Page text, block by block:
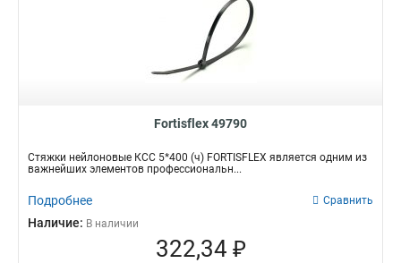
Fortisflex 49790
Стяжки нейлоновые КСС 5*400 (ч) FORTISFLEX является одним из
важнейших элементов профессиональн...
Подробнее Сравнить
Наличие: В наличии
322,34 ₽